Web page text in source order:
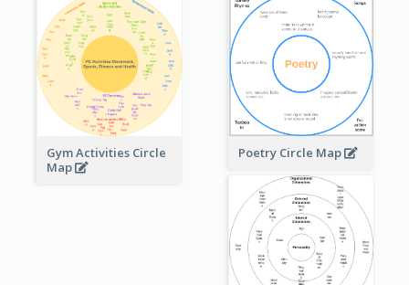
Gym Activities Circle
Map
Poetry Circle Map